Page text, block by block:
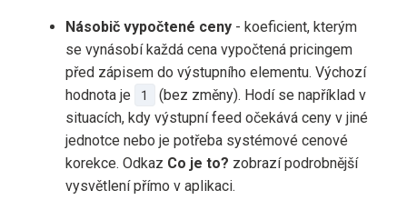
Násobič vypočtené ceny - koeficient, kterým
se vynásobí každá cena vypočtená pricingem
před zápisem do výstupního elementu. Výchozí
hodnota je
1
(bez změny). Hodí se například v
situacích, kdy výstupní feed očekává ceny v jiné
jednotce nebo je potřeba systémové cenové
korekce. Odkaz Co je to? zobrazí podrobnější
vysvětlení přímo v aplikaci.